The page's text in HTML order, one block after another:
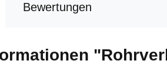
Bewertungen